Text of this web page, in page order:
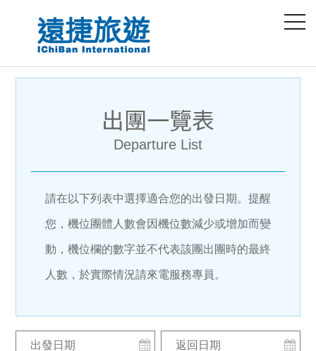
出團一覽表
Departure List
請在以下列表中選擇適合您的出發日期。提醒
您，機位團體人數會因機位數減少或增加而變
動，機位欄的數字並不代表該團出團時的最終
人數，於實際情況請來電服務專員。